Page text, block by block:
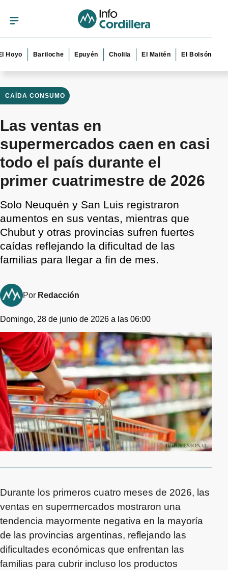
Bariloche Epuyén Cholila El Maitén El Bolsón Esquel
CAÍDA CONSUMO
Las ventas en
supermercados caen en casi
todo el país durante el
primer cuatrimestre de 2026
Solo Neuquén y San Luis registraron
aumentos en sus ventas, mientras que
Chubut y otras provincias sufren fuertes
caídas reflejando la dificultad de las
familias para llegar a fin de mes.
Por Redacción
Domingo, 28 de junio de 2026 a las 06:00
Durante los primeros cuatro meses de 2026, las
ventas en supermercados mostraron una
tendencia mayormente negativa en la mayoría
de las provincias argentinas, reflejando las
dificultades económicas que enfrentan las
familias para cubrir incluso los productos